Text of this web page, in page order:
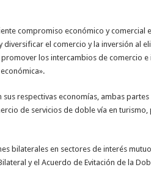
compromiso económico y comercial
el comercio y la inversión al
los intercambios de comercio e
respectivas economías, ambas
de servicios de doble vía en turismo,
bilaterales en sectores de interés
y el Acuerdo de Evitación de la